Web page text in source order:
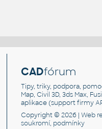
CADfórum
Tipy, triky, podpora,
Map, Civil 3D, 3ds Max,
aplikace (support firmy
Copyright © 2026 |Web
soukromí, podmínky